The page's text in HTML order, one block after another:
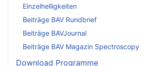
Einzelhelligkeiten
Beiträge BAV Rundbrief
Beiträge BAVJournal
Beiträge BAV Magazin Spectroscopy
Download Programme